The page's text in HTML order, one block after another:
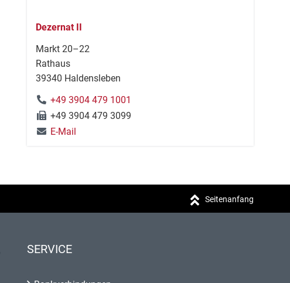
Dezernat II
Markt 20–22
Rathaus
39340 Haldensleben
+49 3904 479 1001
+49 3904 479 3099
E-Mail
Seitenanfang
SERVICE